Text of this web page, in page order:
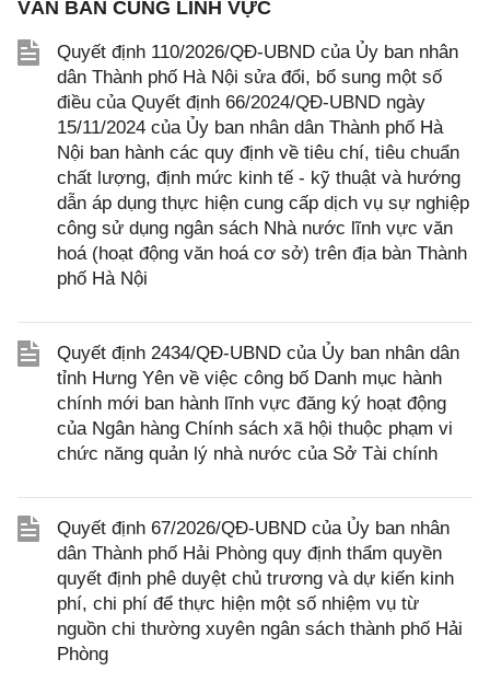
VĂN BẢN CÙNG LĨNH VỰC
Quyết định 110/2026/QĐ-UBND của Ủy ban nhân
dân Thành phố Hà Nội sửa đổi, bổ sung một số
điều của Quyết định 66/2024/QĐ-UBND ngày
15/11/2024 của Ủy ban nhân dân Thành phố Hà
Nội ban hành các quy định về tiêu chí, tiêu chuẩn
chất lượng, định mức kinh tế - kỹ thuật và hướng
dẫn áp dụng thực hiện cung cấp dịch vụ sự nghiệp
công sử dụng ngân sách Nhà nước lĩnh vực văn
hoá (hoạt động văn hoá cơ sở) trên địa bàn Thành
phố Hà Nội
Quyết định 2434/QĐ-UBND của Ủy ban nhân dân
tỉnh Hưng Yên về việc công bố Danh mục hành
chính mới ban hành lĩnh vực đăng ký hoạt động
của Ngân hàng Chính sách xã hội thuộc phạm vi
chức năng quản lý nhà nước của Sở Tài chính
Quyết định 67/2026/QĐ-UBND của Ủy ban nhân
dân Thành phố Hải Phòng quy định thẩm quyền
quyết định phê duyệt chủ trương và dự kiến kinh
phí, chi phí để thực hiện một số nhiệm vụ từ
nguồn chi thường xuyên ngân sách thành phố Hải
Phòng